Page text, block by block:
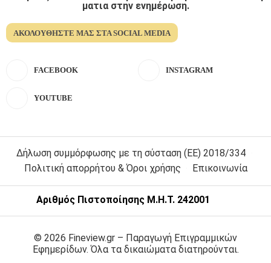
ματια στην ενημέρωση.
ΑΚΟΛΟΥΘΉΣΤΕ ΜΑΣ ΣΤΑ SOCIAL MEDIA
FACEBOOK INSTAGRAM
YOUTUBE
Δήλωση συμμόρφωσης με τη σύσταση (ΕΕ) 2018/334
Πολιτική απορρήτου & Όροι χρήσης
Επικοινωνία
Αριθμός Πιστοποίησης Μ.Η.Τ. 242001
© 2026 Fineview.gr – Παραγωγή Επιγραμμικών
Εφημερίδων. Όλα τα δικαιώματα διατηρούνται.